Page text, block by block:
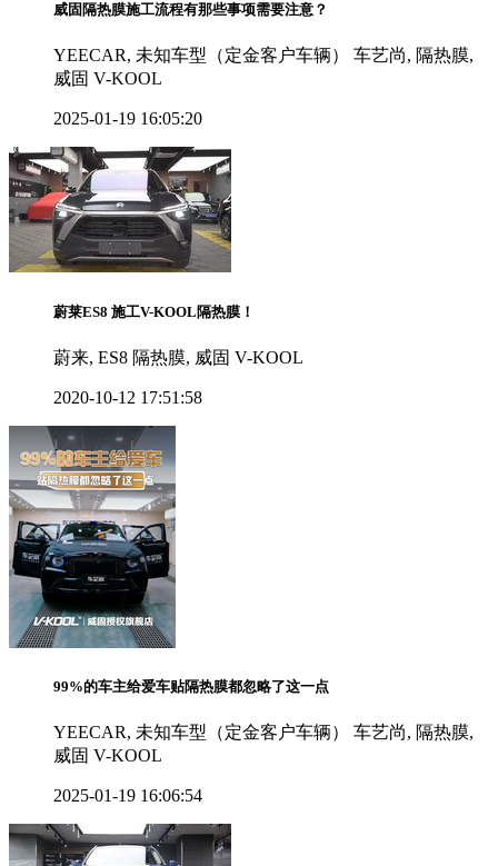
威固隔热膜施工流程有那些事项需要注意？
YEECAR, 未知车型（定金客户车辆） 车艺尚, 隔热膜,
威固 V-KOOL
2025-01-19 16:05:20
蔚莱ES8 施工V-KOOL隔热膜！
蔚来, ES8 隔热膜, 威固 V-KOOL
2020-10-12 17:51:58
99%的车主给爱车贴隔热膜都忽略了这一点
YEECAR, 未知车型（定金客户车辆） 车艺尚, 隔热膜,
威固 V-KOOL
2025-01-19 16:06:54